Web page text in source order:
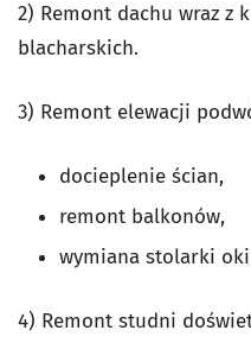
2) Remont dachu wraz z
blacharskich.
3) Remont elewacji
docieplenie ścian,
remont balkonów,
wymiana stolarki
4) Remont studni